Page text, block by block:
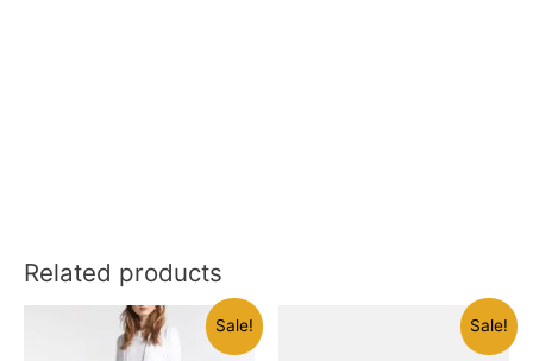
Related products
Sale! Sale!